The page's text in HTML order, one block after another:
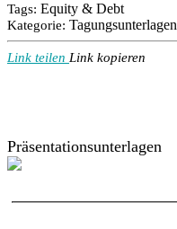
Tags: Equity & Debt
Kategorie: Tagungsunterlagen
Link teilen Link kopieren
Präsentationsunterlagen